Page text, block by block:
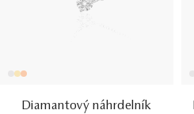
Diamantový náhrdelník